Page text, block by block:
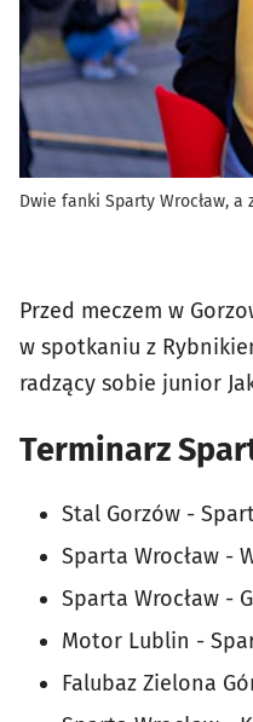
Dwie fanki Sparty Wrocław,
Przed meczem w
w spotkaniu z
radzący sobie junior
Terminarz
Stal Gorzów -
Sparta Wrocław -
Sparta Wrocław -
Motor Lublin -
Falubaz Zielona